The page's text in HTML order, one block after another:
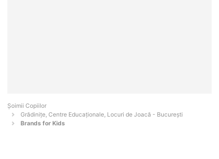
Șoimii Copiilor
Grădinițe, Centre Educaționale, Locuri de Joacă - Bucureşti
Brands for Kids